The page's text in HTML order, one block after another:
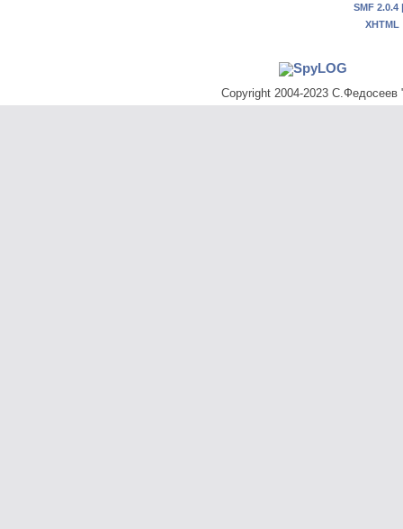
SMF 2.0.4
XHTML
Copyright 2004-2023 С.Федосеев